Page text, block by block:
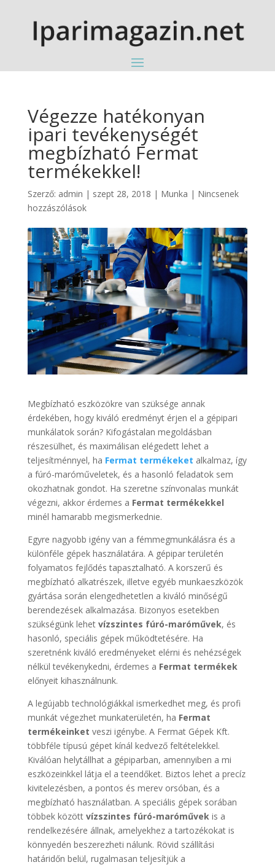
Végezze hatékonyan
ipari tevékenységét
megbízható Fermat
termékekkel!
Szerző: admin | szept 28, 2018 | Munka | Nincsenek
hozzászólások
Megbízható eszközökre van szüksége annak
érdekében, hogy kiváló eredményt érjen el a gépipari
munkálatok során? Kifogástalan megoldásban
részesülhet, és maximálisan elégedett lehet a
teljesítménnyel, ha Fermat termékeket alkalmaz, így
a fúró-maróműveletek, és a hasonló feladatok sem
okozhatnak gondot. Ha szeretne színvonalas munkát
végezni, akkor érdemes a Fermat termékekkel
minél hamarabb megismerkednie.
Egyre nagyobb igény van a fémmegmunkálásra és a
különféle gépek használatára. A gépipar területén
folyamatos fejlődés tapasztalható. A korszerű és
megbízható alkatrészek, illetve egyéb munkaeszközök
gyártása során elengedhetetlen a kiváló minőségű
berendezések alkalmazása. Bizonyos esetekben
szükségünk lehet vízszintes fúró-maróművek, és
hasonló, speciális gépek működtetésére. Ha
szeretnénk kiváló eredményeket elérni és nehézségek
nélkül tevékenykedni, érdemes a Fermat termékek
előnyeit kihasználnunk.
A legújabb technológiákkal ismerkedhet meg, és profi
munkát végezhet munkaterületén, ha Fermat
termékeinket veszi igénybe. A Fermat Gépek Kft.
többféle típusú gépet kínál kedvező feltételekkel.
Kiválóan helytállhat a gépiparban, amennyiben a mi
eszközeinkkel látja el a teendőket. Biztos lehet a precíz
kivitelezésben, a pontos és merev orsóban, és a
megbízható használatban. A speciális gépek sorában
többek között vízszintes fúró-maróművek is a
rendelkezésére állnak, amelyekhez a tartozékokat is
könnyedén beszerezheti nálunk. Rövid szállítási
határidőn belül, rugalmasan teljesítjük a